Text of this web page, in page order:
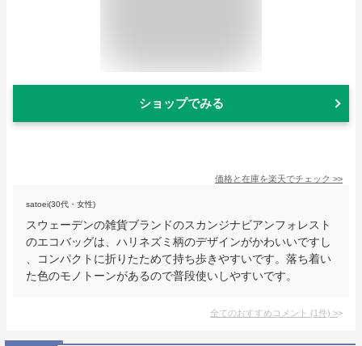
ショップでみる
価格と在庫を楽天でチェック >>
satoei(30代・女性)
スウェーデンの雑貨ブランドのスカンジナビアンフォレスト
のエコバッグは、ハリネズミ柄のデザインがかわいいですし
、コンパクトに折りたためて持ち歩きやすいです。落ち着い
た色のモノトーンがあるので普段使いしやすいです。
全てのおすすめコメント (1件) >